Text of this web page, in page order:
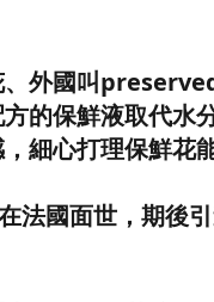
、外國叫
的保鮮液取代水
細心打理保鮮花
國面世，期後